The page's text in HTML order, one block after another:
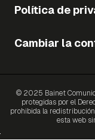
Política de
Cambiar la
© 2025 Bainet
protegidas por el
prohibida la
esta web